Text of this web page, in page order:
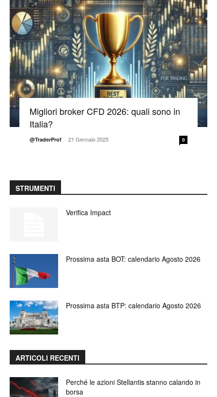
Migliori broker CFD 2026: quali sono in
Italia?
@TraderProf - 21 Gennaio 2025 0
STRUMENTI
Verifica Impact
Prossima asta BOT: calendario Agosto 2026
Prossima asta BTP: calendario Agosto 2026
ARTICOLI RECENTI
Perché le azioni Stellantis stanno calando in
borsa